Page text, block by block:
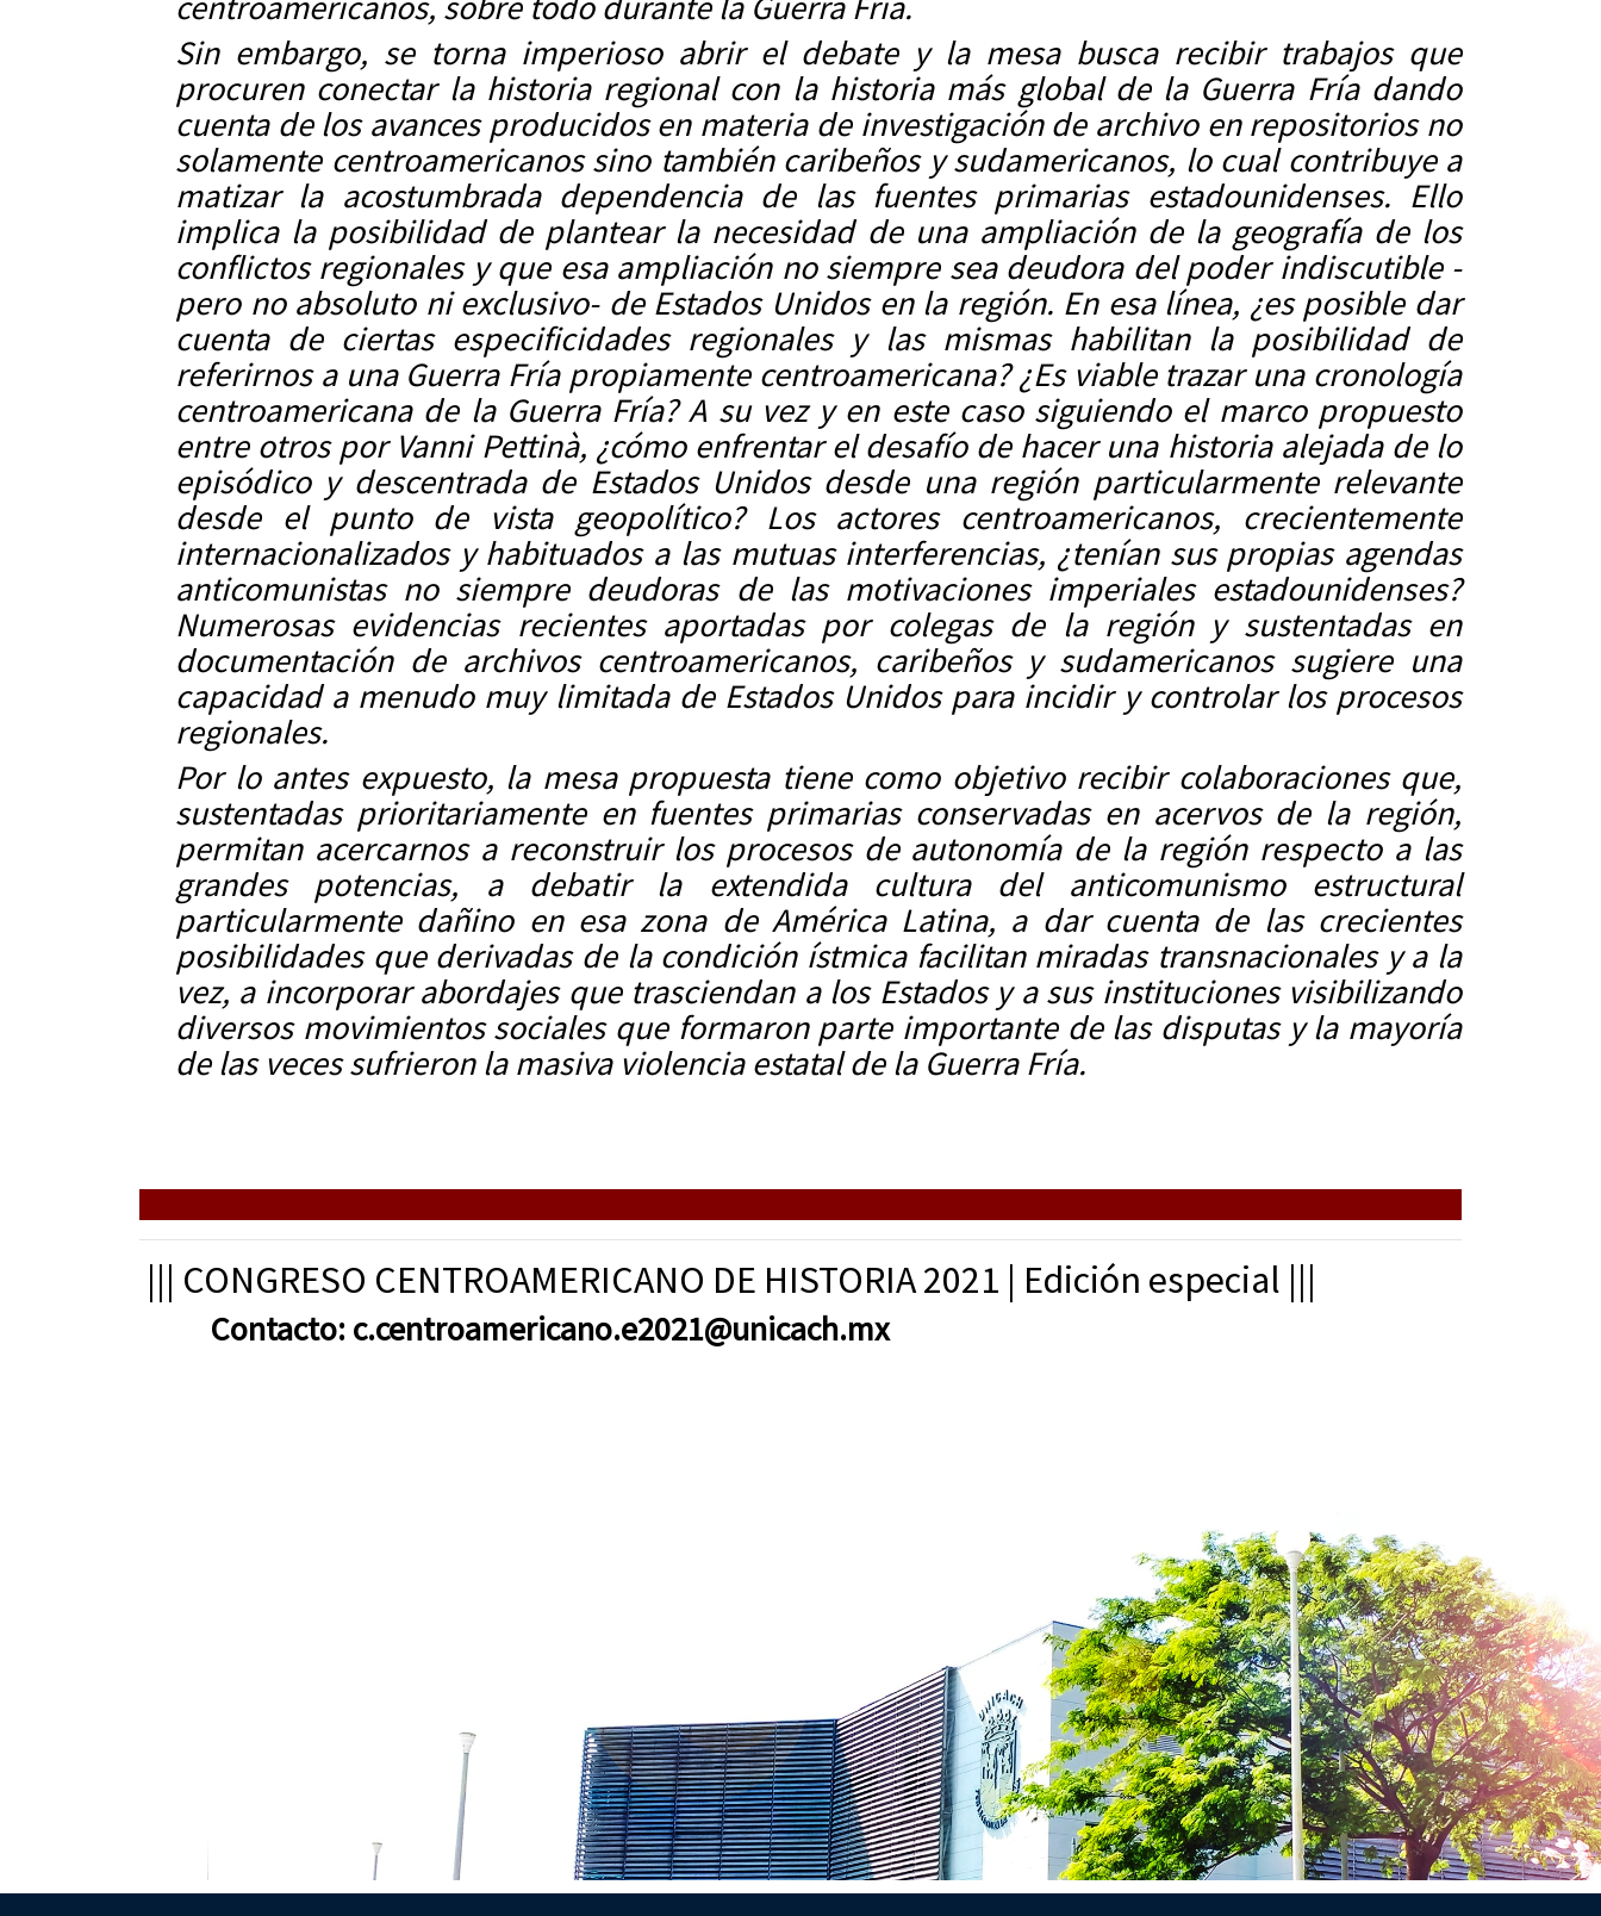
Sin embargo, se torna imperioso abrir el debate y la mesa busca recibir trabajos que
procuren conectar la historia regional con la historia más global de la Guerra Fría dando
cuenta de los avances producidos en materia de investigación de archivo en repositorios no
solamente centroamericanos sino también caribeños y sudamericanos, lo cual contribuye a
matizar la acostumbrada dependencia de las fuentes primarias estadounidenses. Ello
implica la posibilidad de plantear la necesidad de una ampliación de la geografía de los
conflictos regionales y que esa ampliación no siempre sea deudora del poder indiscutible -
pero no absoluto ni exclusivo- de Estados Unidos en la región. En esa línea, ¿es posible dar
cuenta de ciertas especificidades regionales y las mismas habilitan la posibilidad de
referirnos a una Guerra Fría propiamente centroamericana? ¿Es viable trazar una cronología
centroamericana de la Guerra Fría? A su vez y en este caso siguiendo el marco propuesto
entre otros por Vanni Pettinà, ¿cómo enfrentar el desafío de hacer una historia alejada de lo
episódico y descentrada de Estados Unidos desde una región particularmente relevante
desde el punto de vista geopolítico? Los actores centroamericanos, crecientemente
internacionalizados y habituados a las mutuas interferencias, ¿tenían sus propias agendas
anticomunistas no siempre deudoras de las motivaciones imperiales estadounidenses?
Numerosas evidencias recientes aportadas por colegas de la región y sustentadas en
documentación de archivos centroamericanos, caribeños y sudamericanos sugiere una
capacidad a menudo muy limitada de Estados Unidos para incidir y controlar los procesos
regionales.
Por lo antes expuesto, la mesa propuesta tiene como objetivo recibir colaboraciones que,
sustentadas prioritariamente en fuentes primarias conservadas en acervos de la región,
permitan acercarnos a reconstruir los procesos de autonomía de la región respecto a las
grandes potencias, a debatir la extendida cultura del anticomunismo estructural
particularmente dañino en esa zona de América Latina, a dar cuenta de las crecientes
posibilidades que derivadas de la condición ístmica facilitan miradas transnacionales y a la
vez, a incorporar abordajes que trasciendan a los Estados y a sus instituciones visibilizando
diversos movimientos sociales que formaron parte importante de las disputas y la mayoría
de las veces sufrieron la masiva violencia estatal de la Guerra Fría.
||| CONGRESO CENTROAMERICANO DE HISTORIA 2021 | Edición especial |||
Contacto: c.centroamericano.e2021@unicach.mx